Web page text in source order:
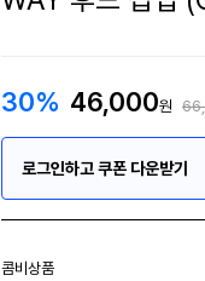
30% 46,000원
로그인하고 쿠폰 다운받기
콤비상품